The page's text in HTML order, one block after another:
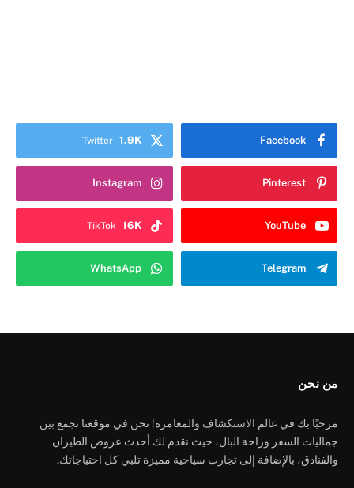
Facebook
Twitter 1.9K
Pinterest
Instagram
YouTube
TikTok 16K
Telegram
WhatsApp
من نحن
مرحبًا بك في عالم الاستكشاف والمغامرة! نحن في موقعنا نجمع بين
جماليات السفر وراحة البال، حيث نقدم لك أحدث عروض الطيران
والفنادق، بالإضافة إلى تجارب سياحية مميزة تلبي كل احتياجاتك.